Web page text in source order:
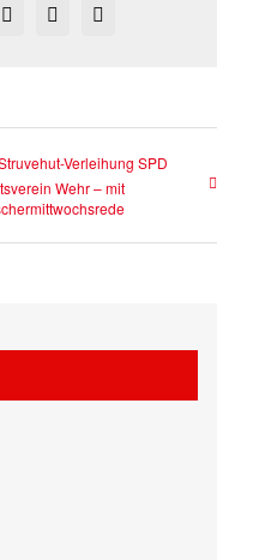
LinkedInPinterestVk
Verleihung SPD
Wehr – mit